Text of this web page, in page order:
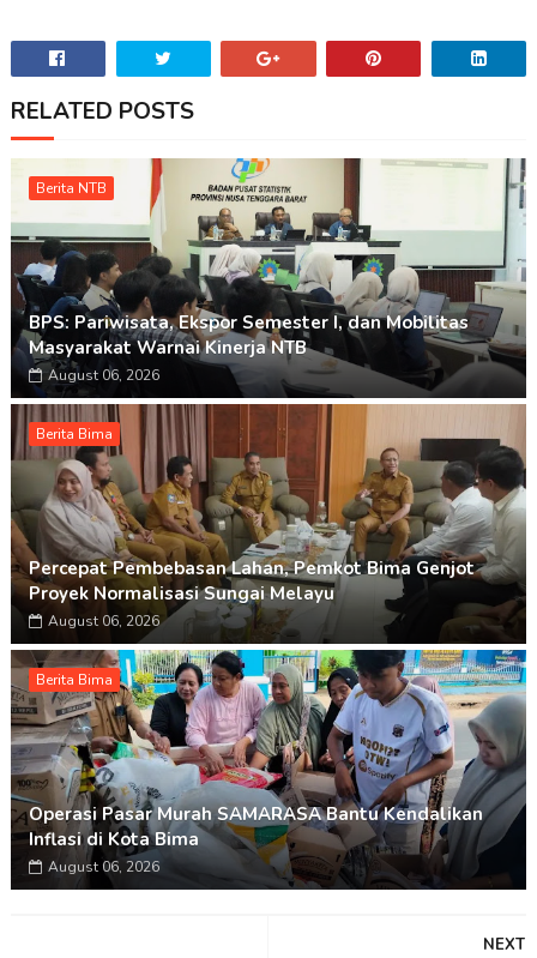
RELATED POSTS
Berita NTB
BPS: Pariwisata, Ekspor Semester I, dan Mobilitas
Masyarakat Warnai Kinerja NTB
August 06, 2026
Berita Bima
Percepat Pembebasan Lahan, Pemkot Bima Genjot
Proyek Normalisasi Sungai Melayu
August 06, 2026
Berita Bima
Operasi Pasar Murah SAMARASA Bantu Kendalikan
Inflasi di Kota Bima
August 06, 2026
NEXT